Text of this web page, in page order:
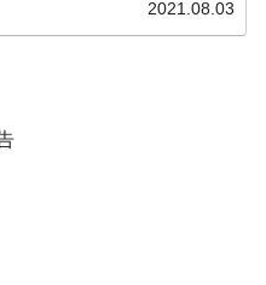
前年同期比13.4倍に。
2021.08.03